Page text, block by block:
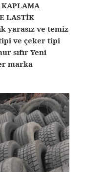
LASTİK
yarasız ve temiz
ve çeker tipi
sıfır Yeni
marka